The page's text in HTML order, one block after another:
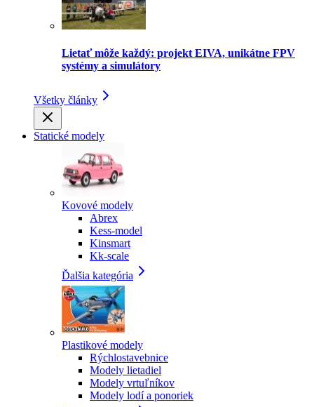
Lietať môže každý: projekt EIVA, unikátne FPV
systémy a simulátory
Všetky články
Statické modely
Kovové modely
Abrex
Kess-model
Kinsmart
Kk-scale
Ďalšia kategória
Plastikové modely
Rýchlostavebnice
Modely lietadiel
Modely vrtuľníkov
Modely lodí a ponoriek